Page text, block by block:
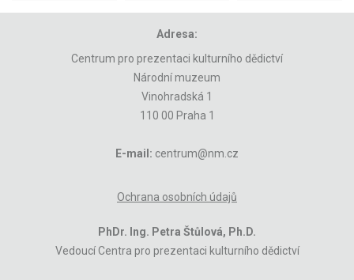
Adresa:
Centrum pro prezentaci kulturního dědictví
Národní muzeum
Vinohradská 1
110 00 Praha 1
E-mail: centrum@nm.cz
Ochrana osobních údajů
PhDr. Ing. Petra Štůlová, Ph.D.
Vedoucí Centra pro prezentaci kulturního dědictví